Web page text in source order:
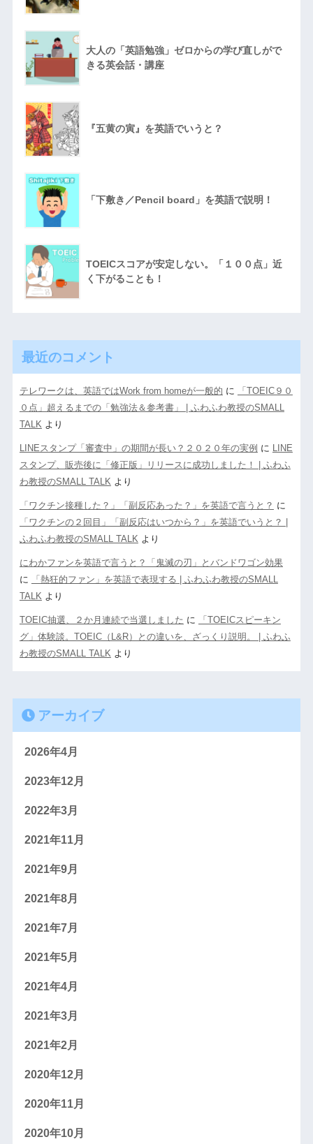
大人の「英語勉強」ゼロからの学び直しがで
きる英会話・講座
『五黄の寅』を英語でいうと？
「下敷き／Pencil board」を英語で説明！
TOEICスコアが安定しない。「１００点」近
く下がることも！
最近のコメント
テレワークは、英語ではWork from homeが一般的 に
「TOEIC９０
０点」超えるまでの「勉強法＆参考書」 | ふわふわ教授のSMALL
TALK より
LINEスタンプ「審査中」の期間が長い？２０２０年の実例 に
LINE
スタンプ、販売後に「修正版」リリースに成功しました！ | ふわふ
わ教授のSMALL TALK より
「ワクチン接種した？」「副反応あった？」を英語で言うと？ に
「ワクチンの２回目」「副反応はいつから？」を英語でいうと？ |
ふわふわ教授のSMALL TALK より
にわかファンを英語で言うと？「鬼滅の刃」とバンドワゴン効果
に
「熱狂的ファン」を英語で表現する | ふわふわ教授のSMALL
TALK より
TOEIC抽選、２か月連続で当選しました に
「TOEICスピーキン
グ」体験談。TOEIC（L&R）との違いを、ざっくり説明。 | ふわふ
わ教授のSMALL TALK より
アーカイブ
2026年4月
2023年12月
2022年3月
2021年11月
2021年9月
2021年8月
2021年7月
2021年5月
2021年4月
2021年3月
2021年2月
2020年12月
2020年11月
2020年10月